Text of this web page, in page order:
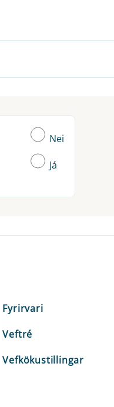
Nei
Já
Fyrirvari
Veftré
Vefkökustillingar